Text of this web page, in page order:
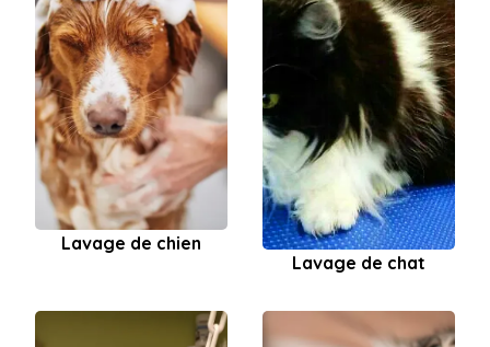
Lavage de chien
Lavage de chat